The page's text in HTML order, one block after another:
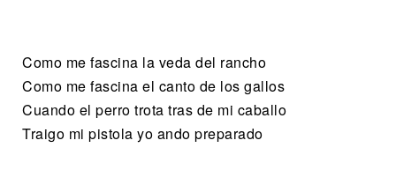
Como me fascina la veda del rancho
Como me fascina el canto de los gallos
Cuando el perro trota tras de mi caballo
Traigo mi pistola yo ando preparado